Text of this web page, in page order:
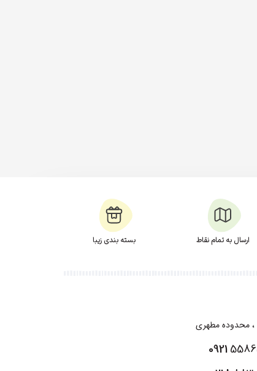
ارسال به تمام نقاط بسته بندی زیبا
، محدوده مطهری
0921